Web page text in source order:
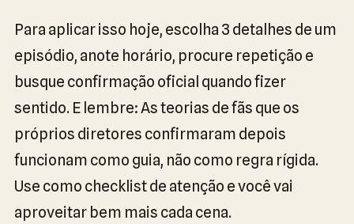
Para aplicar isso hoje, escolha 3 detalhes de um
episódio, anote horário, procure repetição e
busque confirmação oficial quando fizer
sentido. E lembre: As teorias de fãs que os
próprios diretores confirmaram depois
funcionam como guia, não como regra rígida.
Use como checklist de atenção e você vai
aproveitar bem mais cada cena.